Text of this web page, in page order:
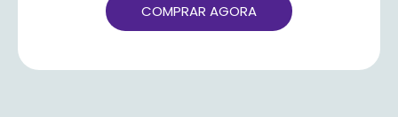
COMPRAR AGORA